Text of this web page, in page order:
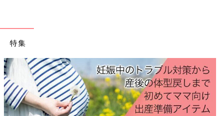
ンドをうまく撮れますか？
やすいです。ガーランドは、お子さまが立ったりすわったりした
ときに、頭1個分上になるように貼ってください。
じっとできない年齢のお子さまの場合、新しいおもちゃを目の前
に持っていきます。おもちゃに興味をもって動きが止まり、目線
がカメラにくるようになります。
特集